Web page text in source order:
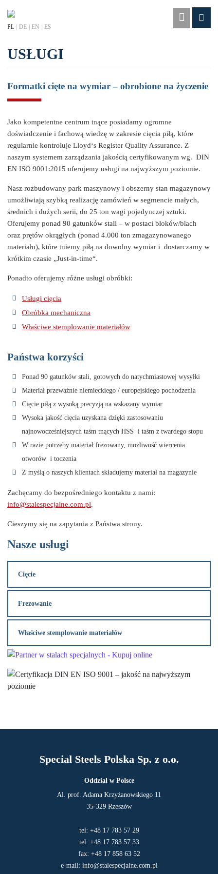
PL DE EN ES
USŁUGI
Formatki cięte na wymiar – obrobione na życzenie
Jako kompetentne centrum tnące posiadamy ogromne
doświadczenie i fachową wiedzę w zakresie cięcia piłą, które
regularnie kontroluje Lloyd‘s Register Quality Assurance. Z
naszym systemem zarządzania jakością certyfikowanym wg. DIN
EN ISO 9001:2015 oferujemy usługi na najwyższym poziomie.
Nasz rozbudowany park maszynowy i obszerny stan magazynowy
umożliwiają szybką realizację zamówień w segmencie małych,
średnich i dużych serii, do 25 ton wagi pojedynczej sztuki.
Oferujemy ponad 90 gatunków stali – w postaci bloków/blach
oraz prętów okrągłych (ponad 4.000 ton zmagazynowanego
materiału), które tniemy piłą na dowolny wymiar i dostarczamy w
krótkim czasie „Just-in-time“.
Ponadto oferujemy różne usługi obróbki:
Usługi cięcia
Obróbka mechaniczna
Właściwe stemplowanie materiałów
Państwa korzyści
Ponad 90 gatunków stali, gotowych do natychmiastowej wysyłki
Materiał przeważnie niemieckiego / europejskiego pochodzenia
Cięcie piłą z wysoką precyzją na wskazany wymiar
Wysoka jakość cięcia uzyskana dzięki zastosowaniu
najnowocześniejszych taśm tnących HSS i taśm z twardego stopu
W razie potrzeby materiał frezowany, możliwość wiercenia
otworów i toczenia
Z myślą o naszych klientach składujemy materiał na magazynie
Zachęcamy do bezpośredniego kontaktu z nami:
info@stalespecjalne.com.pl.
Cieszymy się na zapytania z Państwa strony.
Nasze usługi
Cięcie
Frezowanie
Właściwe stemplowanie materiałów
Special Steels Polska Sp. z o.o.
Oddział w Polsce
Al. prof. Adama Krzyżanowskiego 11
35-329 Rzeszów
tel: +48 17 783 57 29
tel: +48 17 783 57 33
fax: +48 17 858 63 52
e-mail: info@stalespecjalne.com.pl